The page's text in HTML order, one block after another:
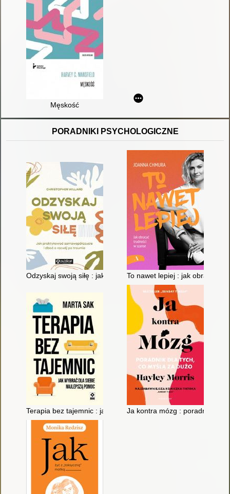
Męskość
PORADNIKI PSYCHOLOGICZNE
Odzyskaj swoją siłę : jak praktykować samowspółczucie i
To nawet lepiej : jak obracać
Terapia bez tajemnic : jak wybrać dla siebie najlepszą pomoc
Ja kontra mózg : poradnik dla